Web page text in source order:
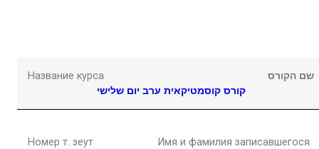
Название курса
שם הקורס
קורס קוסמטיקאית ערב יום שלישי
Номер т. зеут
Имя и фамилия записавшегося